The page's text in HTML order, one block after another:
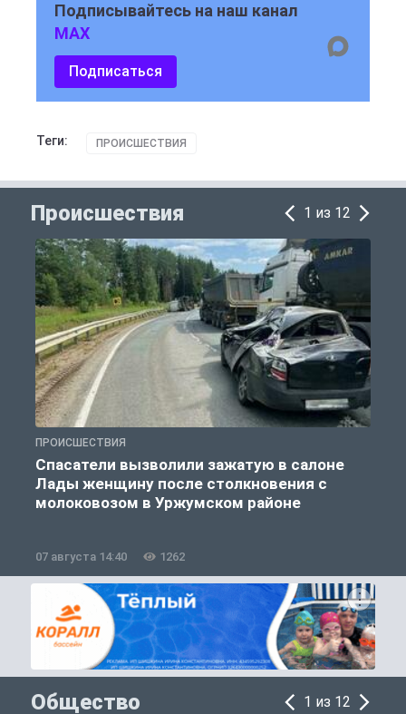
Подписывайтесь на наш канал
MAX
Подписаться
Теги: ПРОИСШЕСТВИЯ
Происшествия 1 из 12
ПРОИСШЕСТВИЯ
Спасатели вызволили зажатую в салоне
Лады женщину после столкновения с
молоковозом в Уржумском районе
07 августа 14:40 1262
Общество 1 из 12